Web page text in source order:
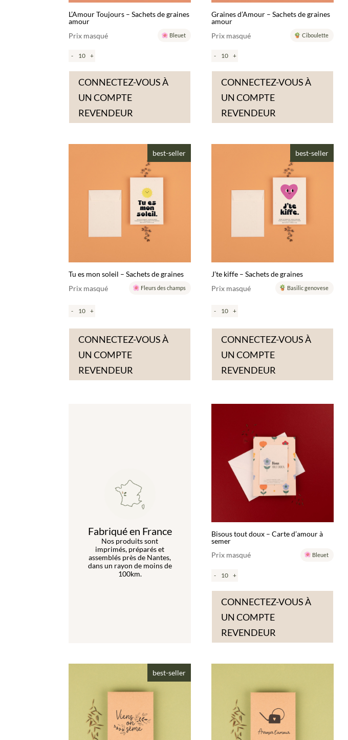
L’Amour Toujours – Sachets de graines
amour
Prix masqué
Bleuet
- +
CONNECTEZ-VOUS À
UN COMPTE
REVENDEUR
Graines d’Amour – Sachets de graines
amour
Prix masqué
Ciboulette
- +
CONNECTEZ-VOUS À
UN COMPTE
REVENDEUR
best-seller
Tu es mon soleil – Sachets de graines
Prix masqué
Fleurs des champs
- +
CONNECTEZ-VOUS À
UN COMPTE
REVENDEUR
best-seller
J’te kiffe – Sachets de graines
Prix masqué
Basilic genovese
- +
CONNECTEZ-VOUS À
UN COMPTE
REVENDEUR
Fabriqué en France
Nos produits sont
imprimés, préparés et
assemblés près de Nantes,
dans un rayon de moins de
100km.
Bisous tout doux – Carte d’amour à
semer
Prix masqué
Bleuet
- +
CONNECTEZ-VOUS À
UN COMPTE
REVENDEUR
best-seller